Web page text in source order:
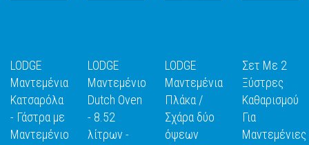
ΑΝΑΚΑΛΥΨΕ
ΤΟ
LODGE
Μαντεμένια
Κατσαρόλα
- Γάστρα με
Μαντεμένιο
ΑΝΑΚΑΛΥΨΕ
ΤΟ
LODGE
Μαντεμένιο
Dutch Oven
- 8.52
λίτρων -
ΑΝΑΚΑΛΥΨΕ
ΤΟ
LODGE
Μαντεμένια
Πλάκα /
Σχάρα δύο
όψεων
ΤΟ
Σετ Με 2
Ξύστρες
Καθαρισμού
Για
Μαντεμένιες